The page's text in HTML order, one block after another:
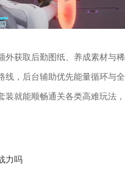
外获取后勤图纸、养成素材与
，后台辅助优先能量循环与
就能顺畅通关各类高难玩法
力吗